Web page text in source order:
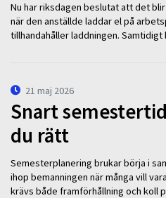
Nu har riksdagen beslutat att det
när den anställde laddar el på
tillhandahåller laddningen.
21 maj 2026
Snart
du rätt
Semesterplanering brukar börja i
ihop bemanningen när många vill
krävs både framförhållning och koll